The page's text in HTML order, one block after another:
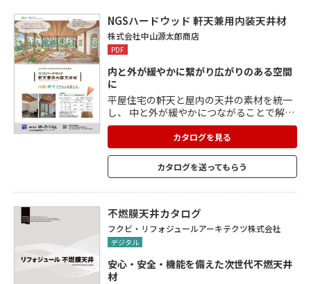
NGSハードウッド 軒天兼用内装天井材
株式会社中山源太郎商店
PDF
内と外が緩やかに繋がり広がりのある空間
に
平屋住宅の軒天と屋内の天井の素材を統一
し、 中と外が緩やかにつながることで解放
感のある空間に。 屋外のウッドデッキやフ
ェンスも セランガンバツ材でトータルコー
ディネート。 内と外に連続性を持たせるこ
とができます。
カタログを見る
カタログを送ってもらう
不燃膜天井カタログ
フクビ・リフォジュールアーキテクツ株式会社
デジタル
安心・安全・機能を備えた次世代不燃天井
材